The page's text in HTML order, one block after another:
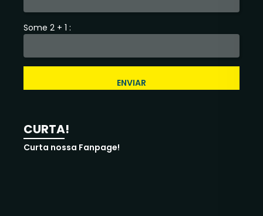
Some 2 + 1 :
ENVIAR
CURTA!
Curta nossa Fanpage!